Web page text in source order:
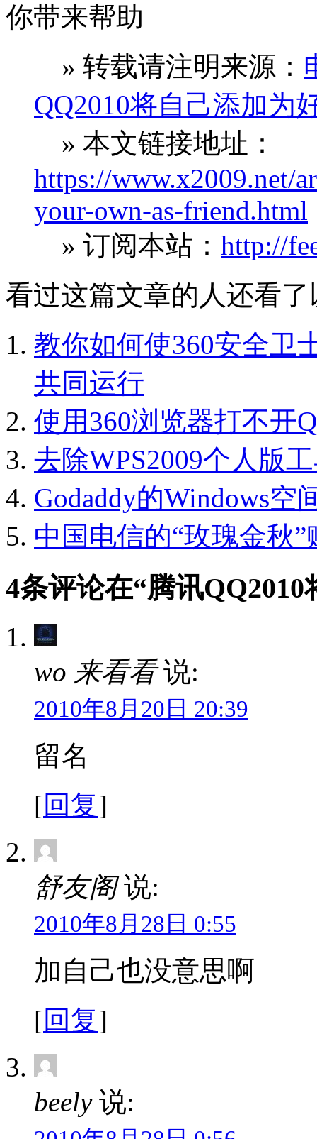
你带来帮助
» 转载请注明来源：
QQ2010将自己添加为
» 本文链接地址：
https://www.x2009.net/
your-own-as-friend.html
» 订阅本站： http://
看过这篇文章的人还看
教你如何使360安全卫
共同运行
使用360浏览器打不开
去除WPS2009个人版
Godaddy的Windows
中国电信的“玫瑰金秋
4条评论在“腾讯
wo 来看看说:
2010年8月20日 20:39
留名
[回复]
舒友阁说:
2010年8月28日 0:55
加自己也没意思啊
[回复]
beely说: